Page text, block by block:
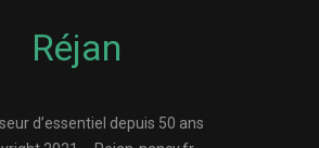
Réjan
d’essentiel depuis 50 ans